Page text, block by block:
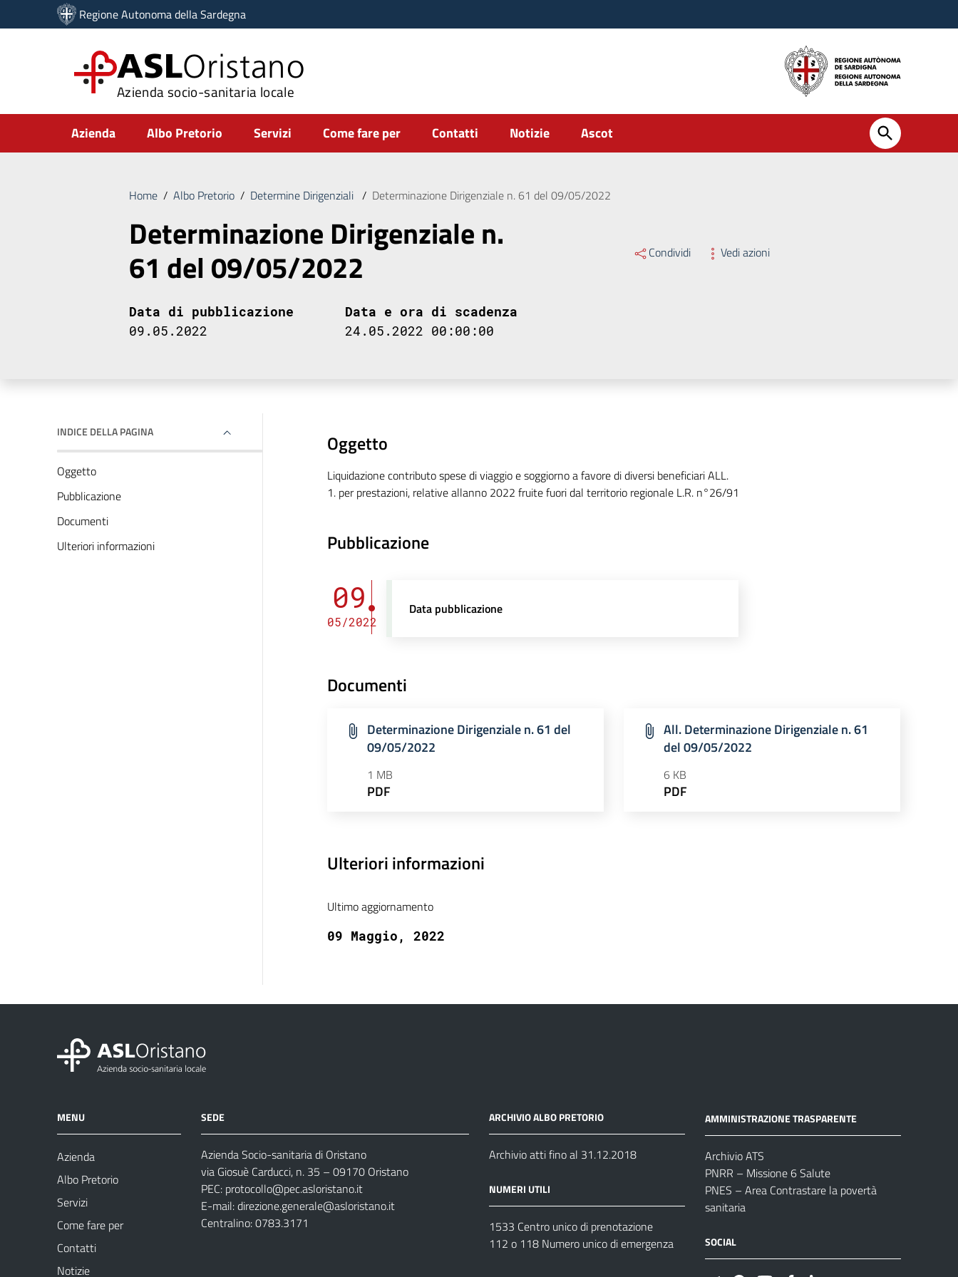
Vai ai contenuti
Vai al menu di navigazione
Regione Autonoma della Sardegna
ASLOristano
Azienda socio-sanitaria locale
Submenu
Azienda Albo Pretorio Servizi Come fare per Contatti Notizie Ascot
Home / Albo Pretorio / Determine Dirigenziali / Determinazione Dirigenziale n. 61 del 09/05/2022
Determinazione Dirigenziale n.
61 del 09/05/2022 Condividi Vedi azioni
Data di pubblicazione
09.05.2022
Data e ora di scadenza
24.05.2022 00:00:00
INDICE DELLA PAGINA
Oggetto
Pubblicazione
Documenti
Ulteriori informazioni
Oggetto
Liquidazione contributo spese di viaggio e soggiorno a favore di diversi beneficiari ALL.
1. per prestazioni, relative allanno 2022 fruite fuori dal territorio regionale L.R. n°26/91
Pubblicazione
09
05/2022
Data pubblicazione
Documenti
Determinazione Dirigenziale n. 61 del
09/05/2022
1 MB
PDF
All. Determinazione Dirigenziale n. 61
del 09/05/2022
6 KB
PDF
Ulteriori informazioni
Ultimo aggiornamento
09 Maggio, 2022
MENU
Azienda
Albo Pretorio
Servizi
Come fare per
Contatti
Notizie
SEDE
Azienda Socio-sanitaria di Oristano
via Giosuè Carducci, n. 35 – 09170 Oristano
PEC: protocollo@pec.asloristano.it
E-mail:direzione.generale@asloristano.it
Centralino: 0783.3171
ARCHIVIO ALBO PRETORIO
Archivio atti fino al 31.12.2018
NUMERI UTILI
1533 Centro unico di prenotazione
112 o 118 Numero unico di emergenza
AMMINISTRAZIONE TRASPARENTE
Archivio ATS
PNRR – Missione 6 Salute
PNES – Area Contrastare la povertà
sanitaria
SOCIAL